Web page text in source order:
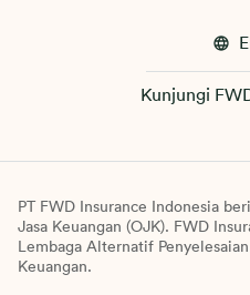
Kunjungi
PT FWD Insurance Indonesia
Jasa Keuangan (OJK). FWD
Lembaga Alternatif
Keuangan.